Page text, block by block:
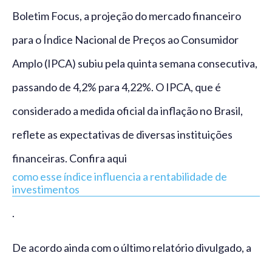
Boletim Focus, a projeção do mercado financeiro
para o Índice Nacional de Preços ao Consumidor
Amplo (IPCA) subiu pela quinta semana consecutiva,
passando de 4,2% para 4,22%. O IPCA, que é
considerado a medida oficial da inflação no Brasil,
reflete as expectativas de diversas instituições
financeiras. Confira aqui
como esse índice influencia a rentabilidade de
investimentos
.
De acordo ainda com o último relatório divulgado, a